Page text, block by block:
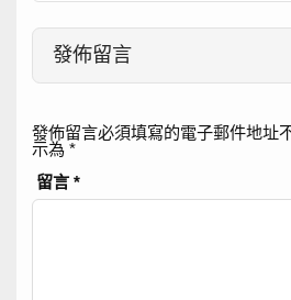
發佈留言
發佈留言必須填寫的電子郵件地址
示為 *
留言*